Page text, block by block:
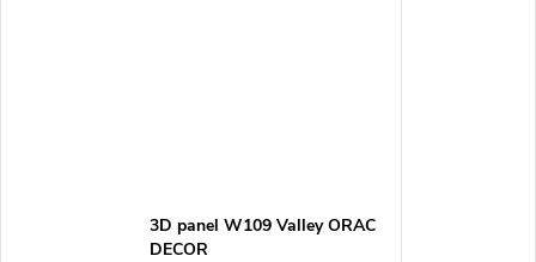
3D panel W109 Valley ORAC
DECOR